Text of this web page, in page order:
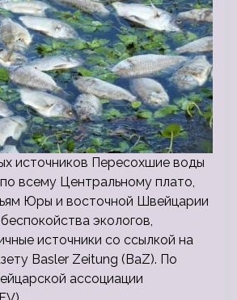
источников Пересохшие воды
всему Центральному плато,
Юры и восточной Швейцарии
экологов,
источники со ссылкой на
Basler Zeitung (BaZ). По
ассоциации